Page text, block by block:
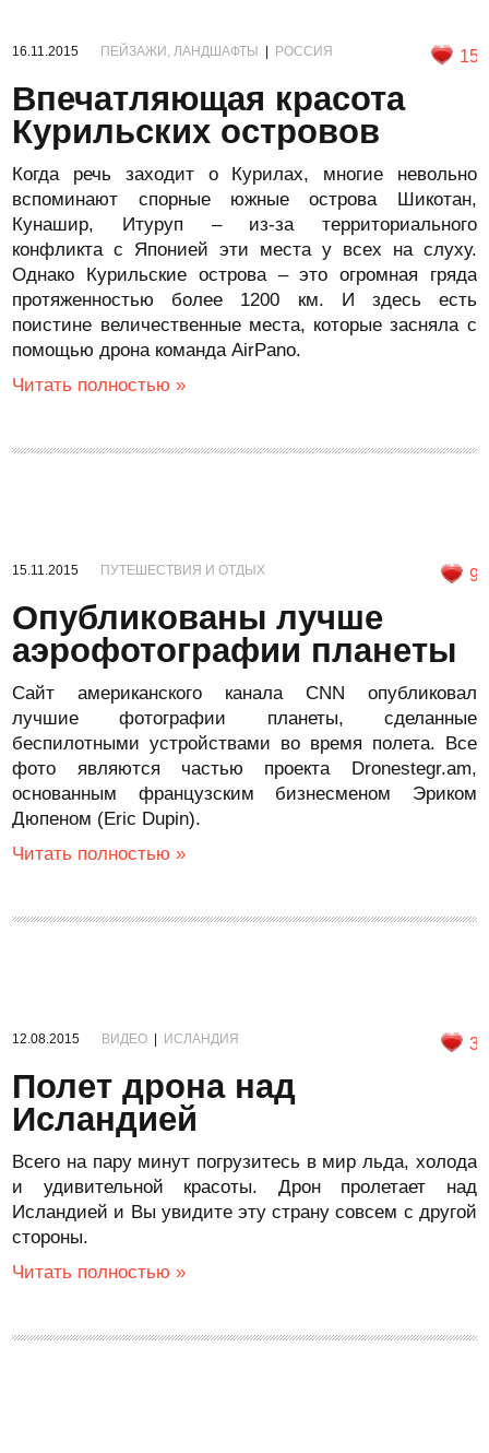
16.11.2015 ПЕЙЗАЖИ, ЛАНДШАФТЫ РОССИЯ 15
Впечатляющая красота
Курильских островов
Когда речь заходит о Курилах, многие невольно
вспоминают спорные южные острова Шикотан,
Кунашир, Итуруп – из-за территориального
конфликта с Японией эти места у всех на слуху.
Однако Курильские острова – это огромная гряда
протяженностью более 1200 км. И здесь есть
поистине величественные места, которые засняла с
помощью дрона команда AirPano.
Читать полностью »
15.11.2015 ПУТЕШЕСТВИЯ И ОТДЫХ 9
Опубликованы лучше
аэрофотографии планеты
Сайт американского канала CNN опубликовал
лучшие фотографии планеты, сделанные
беспилотными устройствами во время полета. Все
фото являются частью проекта Dronestegr.am,
основанным французским бизнесменом Эриком
Дюпеном (Eric Dupin).
Читать полностью »
12.08.2015 ВИДЕО ИСЛАНДИЯ 3
Полет дрона над
Исландией
Всего на пару минут погрузитесь в мир льда, холода
и удивительной красоты. Дрон пролетает над
Исландией и Вы увидите эту страну совсем с другой
стороны.
Читать полностью »